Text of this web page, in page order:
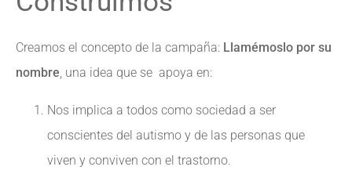
Creamos el concepto de la campaña: Llamémoslo por su
nombre, una idea que se apoya en:
Nos implica a todos como sociedad a ser
conscientes del autismo y de las personas que
viven y conviven con el trastorno.